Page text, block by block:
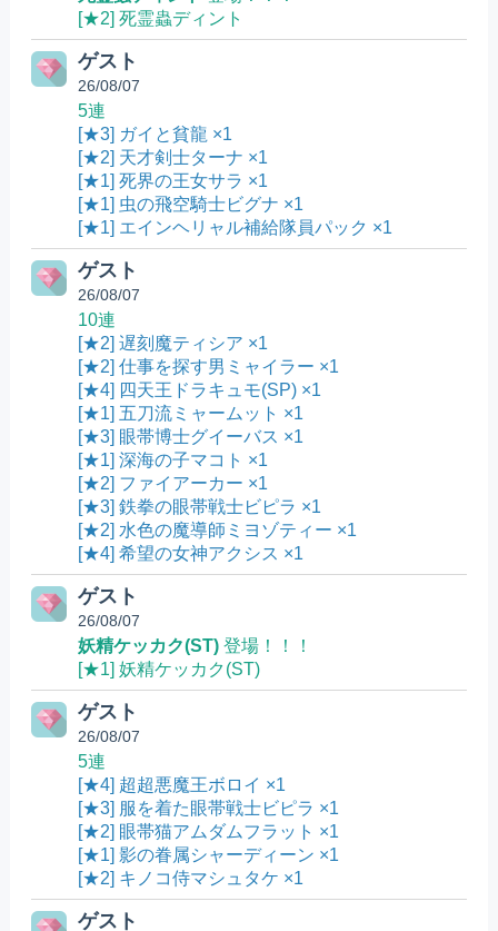
[★2] 死霊蟲ディント
ゲスト
26/08/07
5連
[★3] ガイと貧龍 ×1
[★2] 天才剣士ターナ ×1
[★1] 死界の王女サラ ×1
[★1] 虫の飛空騎士ビグナ ×1
[★1] エインヘリャル補給隊員パック ×1
ゲスト
26/08/07
10連
[★2] 遅刻魔ティシア ×1
[★2] 仕事を探す男ミャイラー ×1
[★4] 四天王ドラキュモ(SP) ×1
[★1] 五刀流ミャームット ×1
[★3] 眼帯博士グイーバス ×1
[★1] 深海の子マコト ×1
[★2] ファイアーカー ×1
[★3] 鉄拳の眼帯戦士ビピラ ×1
[★2] 水色の魔導師ミヨゾティー ×1
[★4] 希望の女神アクシス ×1
ゲスト
26/08/07
妖精ケッカク(ST)登場！！！
[★1] 妖精ケッカク(ST)
ゲスト
26/08/07
5連
[★4] 超超悪魔王ボロイ ×1
[★3] 服を着た眼帯戦士ビピラ ×1
[★2] 眼帯猫アムダムフラット ×1
[★1] 影の眷属シャーディーン ×1
[★2] キノコ侍マシュタケ ×1
ゲスト